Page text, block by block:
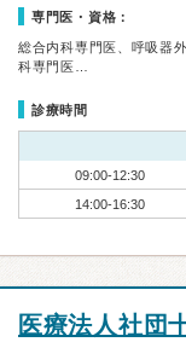
専門医・資格：
総合内科専門医、呼吸器
科専門医…
診療時間
09:00-12:30
14:00-16:30
医療法人社団